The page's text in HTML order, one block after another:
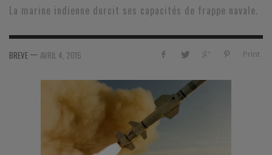
La marine indienne durcit ses capacités de frappe navale.
Print
BREVE — AVRIL 4, 2015